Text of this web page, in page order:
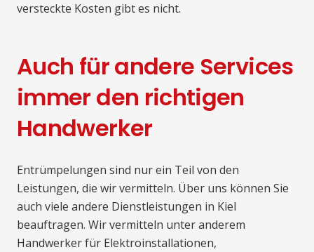
versteckte Kosten gibt es nicht.
Auch für andere Services
immer den richtigen
Handwerker
Entrümpelungen sind nur ein Teil von den
Leistungen, die wir vermitteln. Über uns können Sie
auch viele andere Dienstleistungen in Kiel
beauftragen. Wir vermitteln unter anderem
Handwerker für Elektroinstallationen,